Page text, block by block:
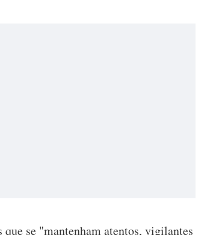
se "mantenham atentos, vigilantes